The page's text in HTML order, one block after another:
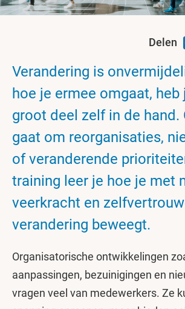
Delen
Verandering is
hoe je ermee omgaat, heb
groot deel zelf in de hand.
gaat om reorganisaties,
of veranderende
training leer je hoe je met
veerkracht en
verandering beweegt.
Organisatorische ontwikkelingen
aanpassingen, bezuinigingen en
vragen veel van medewerkers. Ze